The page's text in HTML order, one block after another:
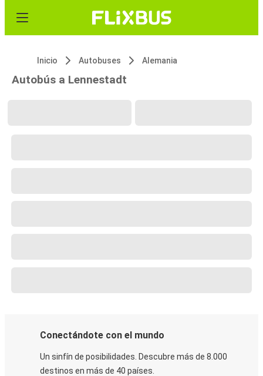
Inicio Autobuses Alemania
Autobús a Lennestadt
Conectándote con el mundo
Un sinfín de posibilidades. Descubre más de 8.000
destinos en más de 40 países.